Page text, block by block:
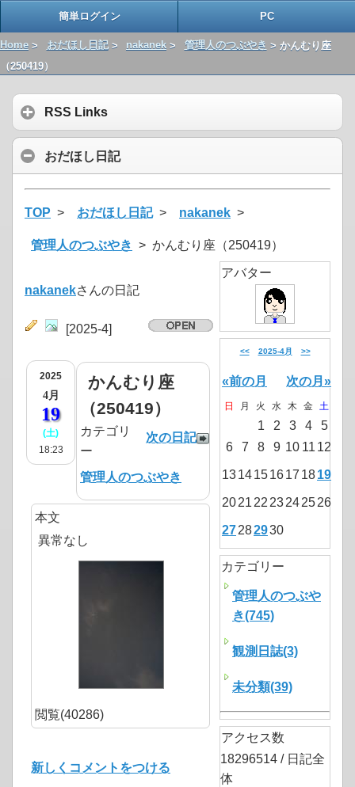
簡単ログイン PC
Home > おだほし日記> nakanek > 管理人のつぶやき > かんむり座
（250419）
RSS Links
おだほし日記
TOP > おだほし日記> nakanek >
管理人のつぶやき > かんむり座（250419）
nakanekさんの日記
[2025-4]
2025
4月
19
(土)
18:23
かんむり座
（250419）
次の日記
カテゴリ
ー
管理人のつぶやき
本文
異常なし
閲覧(40286)
新しくコメントをつける
アバター
<< 2025-4月 >>
«前の月 次の月»
日 月 火 水 木 金 土
1 2 3 4
5
6
7 8 9 10 11 12
1314151617 1819
2021 22 23242526
27282930
カテゴリー
管理人のつぶや
き(745)
観測日誌(3)
未分類(39)
アクセス数
18296514 / 日記全
体